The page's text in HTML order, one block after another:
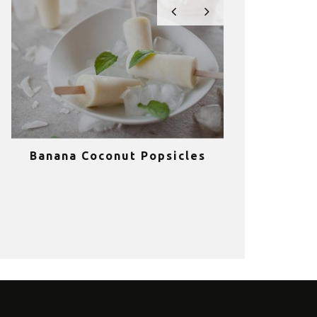
Banana Coconut Popsicles